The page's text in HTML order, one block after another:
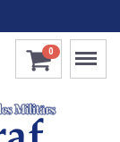
0 Menu